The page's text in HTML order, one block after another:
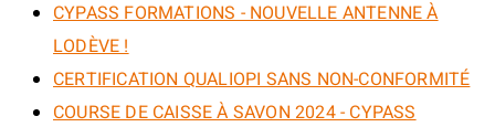
CYPASS FORMATIONS - NOUVELLE ANTENNE À
LODÈVE !
CERTIFICATION QUALIOPI SANS NON-CONFORMITÉ
COURSE DE CAISSE À SAVON 2024 - CYPASS